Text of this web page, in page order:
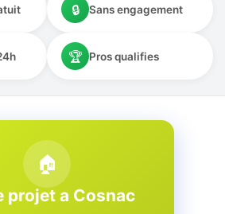
🔒 Sans engagement
🏆 Pros qualifies
🏠
projet a Cosnac